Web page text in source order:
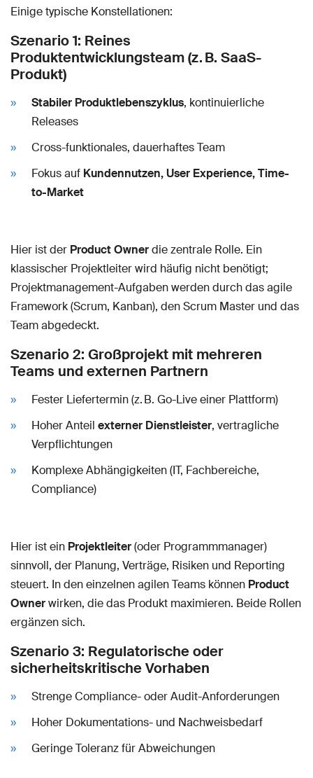
Einige typische Konstellationen:
Szenario 1: Reines
Produktentwicklungsteam (z. B. SaaS-
Produkt)
Stabiler Produktlebenszyklus, kontinuierliche
Releases
Cross-funktionales, dauerhaftes Team
Fokus auf Kundennutzen, User Experience, Time-
to-Market
Hier ist der Product Ownerdie zentrale Rolle. Ein
klassischer Projektleiter wird häufig nicht benötigt;
Projektmanagement-Aufgaben werden durch das agile
Framework (Scrum, Kanban), den Scrum Master und das
Team abgedeckt.
Szenario 2: Großprojekt mit mehreren
Teams und externen Partnern
Fester Liefertermin (z. B. Go-Live einer Plattform)
Hoher Anteil externer Dienstleister, vertragliche
Verpflichtungen
Komplexe Abhängigkeiten (IT, Fachbereiche,
Compliance)
Hier ist ein Projektleiter(oder Programmmanager)
sinnvoll, der Planung, Verträge, Risiken und Reporting
steuert. In den einzelnen agilen Teams können Product
Ownerwirken, die das Produkt maximieren. Beide Rollen
ergänzen sich.
Szenario 3: Regulatorische oder
sicherheitskritische Vorhaben
Strenge Compliance- oder Audit-Anforderungen
Hoher Dokumentations- und Nachweisbedarf
Geringe Toleranz für Abweichungen